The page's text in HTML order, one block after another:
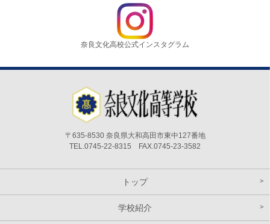
奈良文化高校公式インスタグラム
〒635-8530 奈良県大和高田市東中127番地
TEL.0745-22-8315 FAX.0745-23-3582
トップ
学校紹介